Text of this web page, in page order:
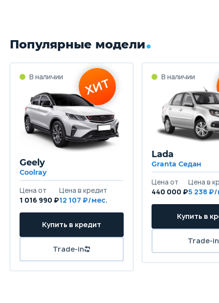
Популярные модели
Geely
Coolray
1 016 990 ₽12 107
Lada
Granta Седан
440 000 ₽5 238